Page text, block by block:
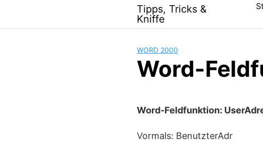
content
Tipps, Tricks &
Kniffe
WORD 2000
Word-
Word-Feldfunktion:
Vormals: BenutzterAdr